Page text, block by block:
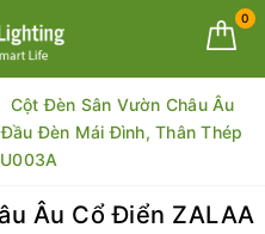
0
Cột Đèn Sân Vườn Châu Âu
Đèn Mái Đình, Thân Thép
Âu Cổ Điển ZALAA